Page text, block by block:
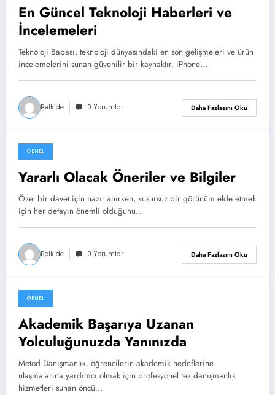
En Güncel Teknoloji Haberleri ve
İncelemeleri
Teknoloji Babası, teknoloji dünyasındaki en son gelişmeleri ve ürün
incelemelerini sunan güvenilir bir kaynaktır. iPhone…
Belkide 0 Yorumlar Daha Fazlasını Oku
Mart 5, 2024
GENEL
Yararlı Olacak Öneriler ve Bilgiler
Özel bir davet için hazırlanırken, kusursuz bir görünüm elde etmek
için her detayın önemli olduğunu…
Belkide 0 Yorumlar Daha Fazlasını Oku
Mart 2, 2024
GENEL
Akademik Başarıya Uzanan
Yolculuğunuzda Yanınızda
Metod Danışmanlık, öğrencilerin akademik hedeflerine
ulaşmalarına yardımcı olmak için profesyonel tez danışmanlık
hizmetleri sunan öncü…